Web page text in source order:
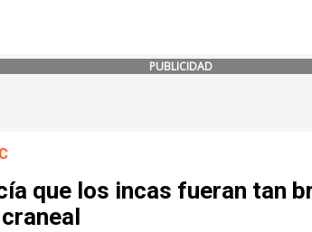
PUBLICIDAD
que los incas fueran tan